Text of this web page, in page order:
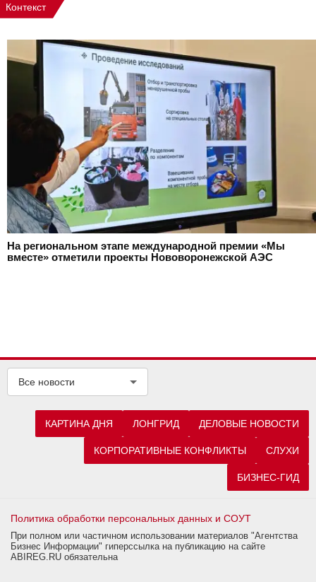
Контекст
На региональном этапе международной премии «Мы
вместе» отметили проекты Нововоронежской АЭС
Все новости
КАРТИНА ДНЯ ЛОНГРИД ДЕЛОВЫЕ НОВОСТИ
КОРПОРАТИВНЫЕ КОНФЛИКТЫ СЛУХИ
БИЗНЕС-ГИД
Политика обработки персональных данных и СОУТ
При полном или частичном использовании материалов "Агентства
Бизнес Информации" гиперссылка на публикацию на сайте
ABIREG.RU обязательна